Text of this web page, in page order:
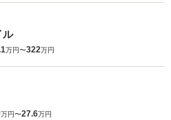
ル
万円〜322万円
万円〜27.6万円